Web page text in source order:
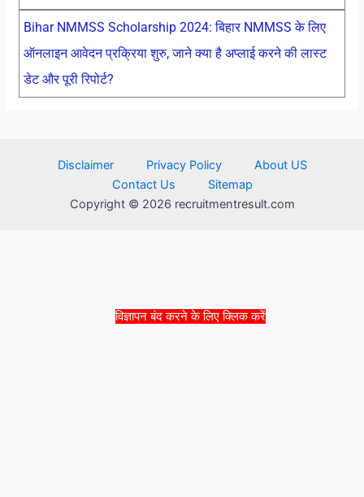
विज्ञापन बंद करने के लिए क्लिक करें
Bihar NMMSS Scholarship 2024: बिहार NMMSS के लिए
ऑनलाइन आवेदन प्रक्रिया शुरु, जाने क्या है अप्लाई करने की लास्ट
डेट और पूरी रिपोर्ट?
Disclaimer Privacy Policy
About US
Contact Us
Sitemap
Copyright © 2026 recruitmentresult.com